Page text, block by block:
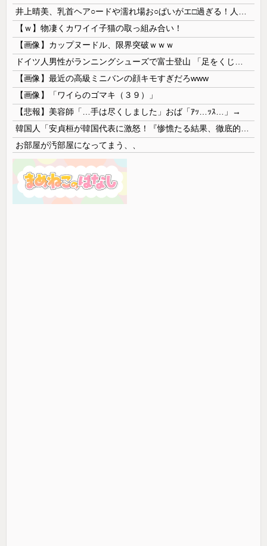
【ｗ】物凄くカワイイ子猫の取っ組み合い！
【画像】カップヌードル、限界突破ｗｗｗ
【画像】最近の高級ミニバンの顔キモすぎだろwww
【画像】「ワイらのゴマキ（３９）」
【悲報】美容師「…手は尽くしました」おば「ｱｯ…ｯｽ…」→
お部屋が汚部屋になってまう、、